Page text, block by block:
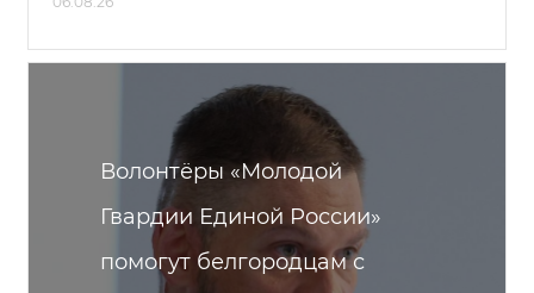
Волонтёры «Молодой
Гвардии Единой России»
помогут белгородцам с